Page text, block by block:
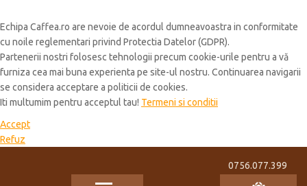
Echipa Caffea.ro are nevoie de acordul dumneavoastra in conformitate
cu noile reglementari privind Protectia Datelor (GDPR).
Partenerii nostri folosesc tehnologii precum cookie-urile pentru a vă
furniza cea mai buna experienta pe site-ul nostru. Continuarea navigarii
se considera acceptare a politicii de cookies.
Iti multumim pentru acceptul tau! Termeni si conditii
Accept
Refuz
0756.077.399